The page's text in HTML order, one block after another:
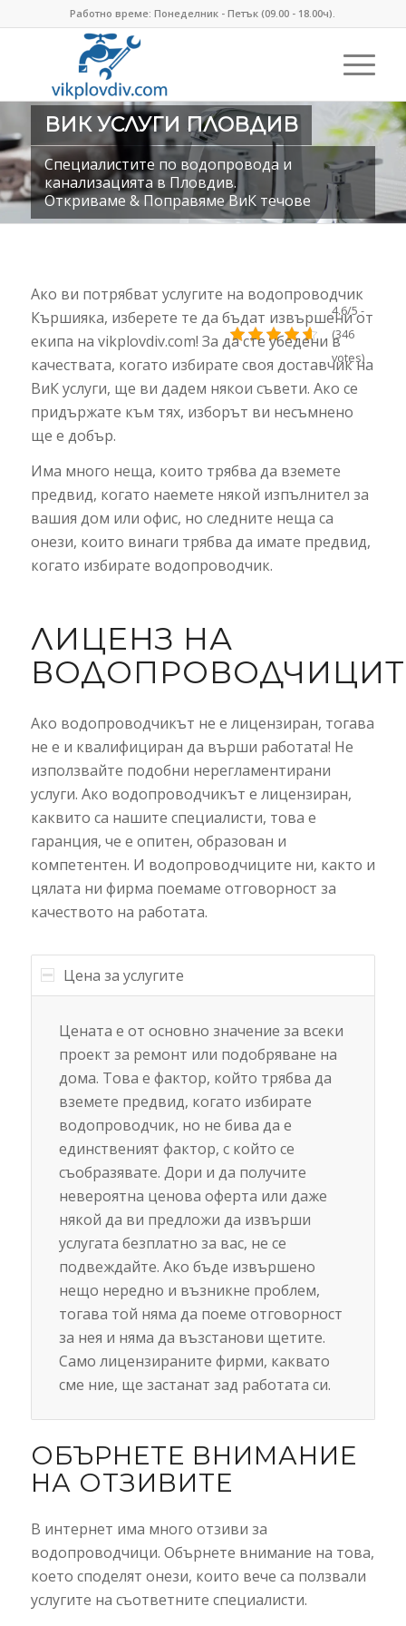
Работно време: Понеделник - Петък (09.00 - 18.00ч).
ВИК УСЛУГИ ПЛОВДИВ
Специалистите по водопровода и
канализацията в Пловдив.
Откриваме & Поправяме ВиК течове
Ако ви потрябват услугите на водопроводчик
Кършияка, изберете те да бъдат извършени от
екипа на vikplovdiv.com! За да сте убедени в
качествата, когато избирате своя доставчик на
ВиК услуги, ще ви дадем някои съвети. Ако се
придържате към тях, изборът ви несъмнено
ще е добър.
Има много неща, които трябва да вземете
предвид, когато наемете някой изпълнител за
вашия дом или офис, но следните неща са
онези, които винаги трябва да имате предвид,
когато избирате водопроводчик.
ЛИЦЕНЗ НА
Ако водопроводчикът не е лицензиран, тогава
не е и квалифициран да върши работата! Не
използвайте подобни нерегламентирани
услуги. Ако водопроводчикът е лицензиран,
каквито са нашите специалисти, това е
гаранция, че е опитен, образован и
компетентен. И водопроводчиците ни, както и
цялата ни фирма поемаме отговорност за
качеството на работата.
Цена за услугите
Цената е от основно значение за всеки
проект за ремонт или подобряване на
дома. Това е фактор, който трябва да
вземете предвид, когато избирате
водопроводчик, но не бива да е
единственият фактор, с който се
съобразявате. Дори и да получите
невероятна ценова оферта или даже
някой да ви предложи да извърши
услугата безплатно за вас, не се
подвеждайте. Ако бъде извършено
нещо нередно и възникне проблем,
тогава той няма да поеме отговорност
за нея и няма да възстанови щетите.
Само лицензираните фирми, каквато
сме ние, ще застанат зад работата си.
ОБЪРНЕТЕ ВНИМАНИЕ
НА ОТЗИВИТЕ
В интернет има много отзиви за
водопроводчици. Обърнете внимание на това,
което споделят онези, които вече са ползвали
услугите на съответните специалисти.
4.6/5 -
(346
votes)